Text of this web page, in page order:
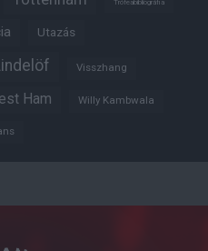
Trófeabibliográfia
Utazás
Visszhang
Ham Willy Kambwala